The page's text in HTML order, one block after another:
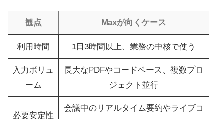
観点 Maxが向くケース
利用時間 1日3時間以上、業務の中核で使う
入力ボリュ
ーム
長大なPDFやコードベース、複数プロ
ジェクト並行
必要安定性
会議中のリアルタイム要約やライブコ